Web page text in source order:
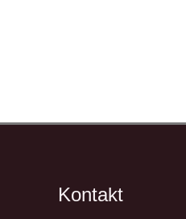
Kontakt